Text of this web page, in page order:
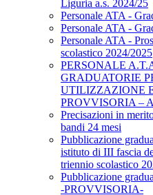
Liguria a.s. 2024/25
Personale ATA -
Personale ATA -
Personale ATA -
scolastico 2024/2025
PERSONALE
GRADUATORIE
UTILIZZAZIONE
PROVVISORIA –
Precisazioni in
bandi 24 mesi
Pubblicazione
istituto di III fascia
triennio scolastico
Pubblicazione
-PROVVISORIA-